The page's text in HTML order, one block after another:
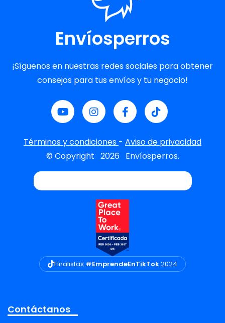
Envíosperros
¡Síguenos en nuestras redes sociales para obtener
consejos para tus envíos y tu negocio!
Términos y condiciones - Aviso de privacidad
© Copyright 2026 Envíosperros.
Finalistas #EmprendeEnTikTok2024
Contáctanos